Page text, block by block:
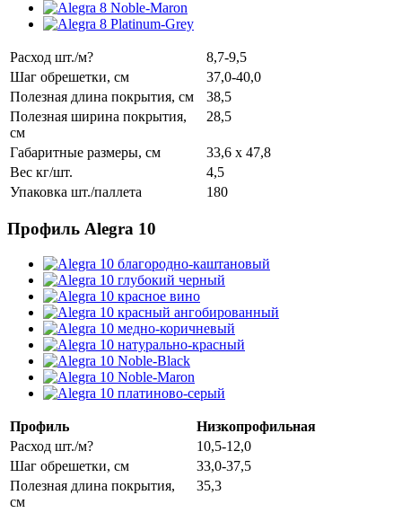
Расход шт./м?
8,7-9,5
Шаг обрешетки, см
37,0-40,0
Полезная длина покрытия, см
38,5
Полезная ширина покрытия,
см
28,5
Габаритные размеры, см
33,6 x 47,8
Вес кг/шт.
4,5
Упаковка шт./паллета
180
Профиль Alegra 10
Профиль
Низкопрофильная
Расход шт./м?
10,5-12,0
Шаг обрешетки, см
33,0-37,5
Полезная длина покрытия,
см
35,3